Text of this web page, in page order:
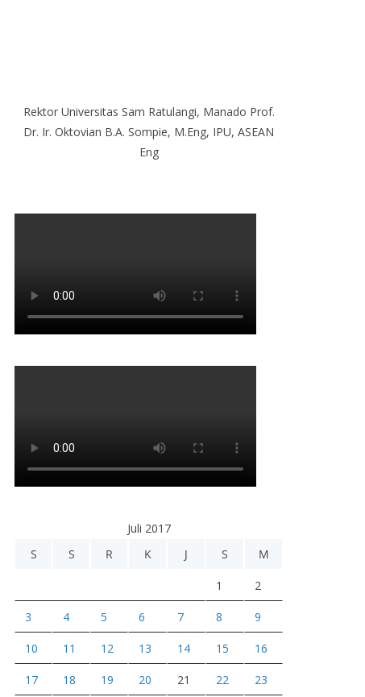
Rektor Universitas Sam Ratulangi, Manado Prof.
Dr. Ir. Oktovian B.A. Sompie, M.Eng, IPU, ASEAN
Eng
Juli 2017
S
S R K J S M
1 2
3 4 5 6 7 8 9
10 11 12 13 14 15 16
17 18 19 20 21 22 23